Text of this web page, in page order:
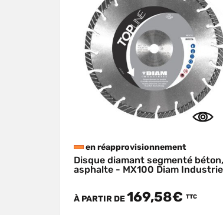
en réapprovisionnement
Disque diamant segmenté béton,
asphalte - MX100 Diam
À PARTIR DE169,58€ TTC